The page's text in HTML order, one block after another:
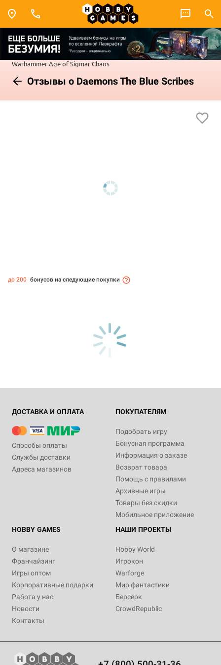
WarhammerAge of SigmarChaos
Отзывы о Daemons The Blue Scribes
до 200 бонусов на следующие покупки
ДОСТАВКА И ОПЛАТА
Способы оплаты
Службы доставки
Адреса магазинов
ПОКУПАТЕЛЯМ
Подобрать игру
Бонусная программа
Информация о заказе
Возврат товара
Помощь с правилами
Архивные игры
Товары без скидки
Мобильное приложение
HOBBY GAMES
О магазине
Франчайзинг
Игры оптом
Корпоративные подарки
Работа у нас
Новости
Контакты
НАШИ ПРОЕКТЫ
Hobby World
Игрокон
Warforge
Мир фантастики
Берсерк
CrowdRepublic